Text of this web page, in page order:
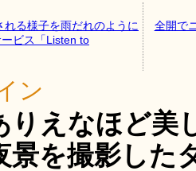
る様子を雨だれのように
ビス「Listen to
全開で
ン
りえなほど美
景を撮影した